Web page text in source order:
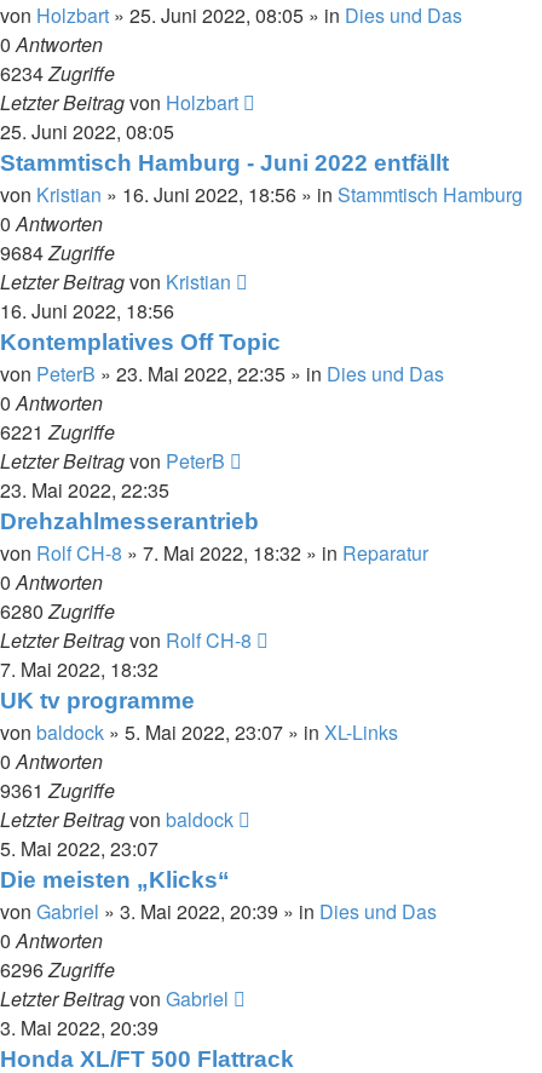
von Holzbart » 25. Juni 2022, 08:05 » in Dies und Das
0Antworten
6234Zugriffe
Letzter Beitragvon Holzbart
25. Juni 2022, 08:05
Stammtisch Hamburg - Juni 2022 entfällt
von Kristian » 16. Juni 2022, 18:56 » in Stammtisch Hamburg
0Antworten
9684Zugriffe
Letzter Beitragvon Kristian
16. Juni 2022, 18:56
Kontemplatives Off Topic
von PeterB » 23. Mai 2022, 22:35 » in Dies und Das
0Antworten
6221Zugriffe
Letzter Beitragvon PeterB
23. Mai 2022, 22:35
Drehzahlmesserantrieb
von Rolf CH-8 » 7. Mai 2022, 18:32 » in Reparatur
0Antworten
6280Zugriffe
Letzter Beitragvon Rolf CH-8
7. Mai 2022, 18:32
UK tv programme
von baldock » 5. Mai 2022, 23:07 » in XL-Links
0Antworten
9361Zugriffe
Letzter Beitragvon baldock
5. Mai 2022, 23:07
Die meisten „Klicks“
von Gabriel » 3. Mai 2022, 20:39 » in Dies und Das
0Antworten
6296Zugriffe
Letzter Beitragvon Gabriel
3. Mai 2022, 20:39
Honda XL/FT 500 Flattrack